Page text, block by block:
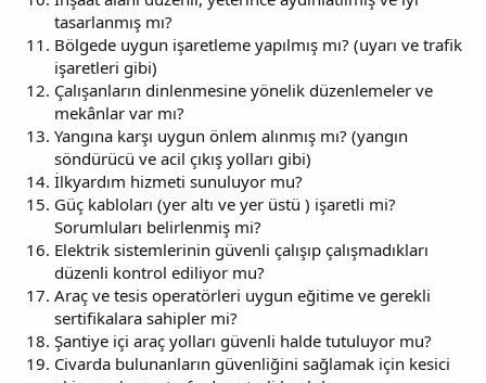
tasarlanmış mı?
Bölgede uygun işaretleme yapılmış mı? (uyarı ve trafik
işaretleri gibi)
Çalışanların dinlenmesine yönelik düzenlemeler ve
mekânlar var mı?
Yangına karşı uygun önlem alınmış mı? (yangın
söndürücü ve acil çıkış yolları gibi)
İlkyardım hizmeti sunuluyor mu?
Güç kabloları (yer altı ve yer üstü ) işaretli mi?
Sorumluları belirlenmiş mi?
Elektrik sistemlerinin güvenli çalışıp çalışmadıkları
düzenli kontrol ediliyor mu?
Araç ve tesis operatörleri uygun eğitime ve gerekli
sertifikalara sahipler mi?
Şantiye içi araç yolları güvenli halde tutuluyor mu?
Civarda bulunanların güvenliğini sağlamak için kesici